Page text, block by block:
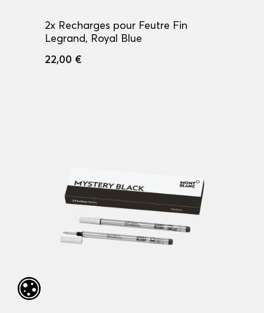
2x Recharges pour Feutre Fin
Legrand, Royal Blue
22,00 €